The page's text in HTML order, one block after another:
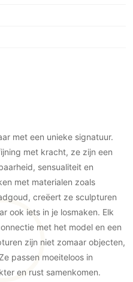
met een unieke signatuur.
met kracht, ze zijn een
sensualiteit en
met materialen zoals
creëert ze sculpturen
ook iets in je losmaken. Elk
met het model en een
zijn niet zomaar objecten,
passen moeiteloos in
en rust samenkomen.